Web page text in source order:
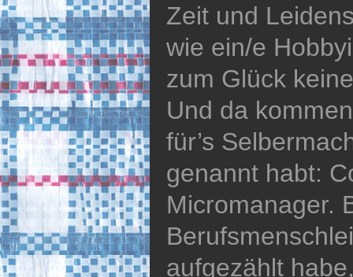
Zeit und
wie ein/e
zum Glück
Und da
für’s
genannt habt:
Micromanager.
aufgezählt